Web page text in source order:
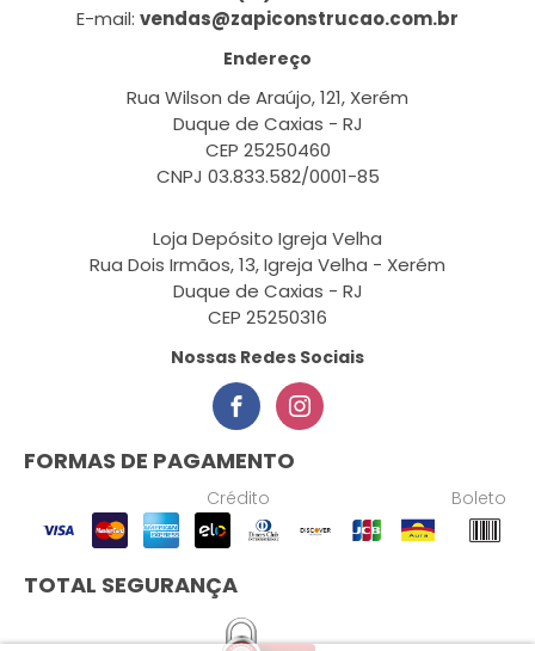
E-mail: vendas@zapiconstrucao.com.br
Endereço
Rua Wilson de Araújo, 121, Xerém
Duque de Caxias - RJ
CEP 25250460
CNPJ 03.833.582/0001-85
Loja Depósito Igreja Velha
Rua Dois Irmãos, 13, Igreja Velha - Xerém
Duque de Caxias - RJ
CEP 25250316
Nossas Redes Sociais
FORMAS DE PAGAMENTO
Crédito Boleto
TOTAL SEGURANÇA